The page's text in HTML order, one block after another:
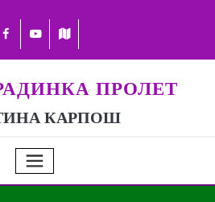
ПРОЛЕТ
КАРПОШ